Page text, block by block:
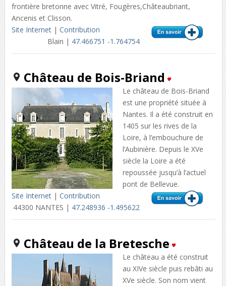
frontière bretonne avec Vitré, Fougères,Châteaubriant,
Ancenis et Clisson.
Site Internet| Contribution
Blain | 47.466751 -1.764754
Château de Bois-Briand
Le château de Bois-Briand
est une propriété située à
Nantes. Il a été construit en
1405 sur les rives de la
Loire, à l’embouchure de
l’Aubinière. Depuis le XVe
siècle la Loire a été
repoussée jusqu’à l’actuel
pont de Bellevue.
Site Internet| Contribution
44300 NANTES | 47.248936 -1.495622
Château de la Bretesche
Le château a été construit
au XIVe siècle puis rebâti au
XVe siècle. Son nom vient